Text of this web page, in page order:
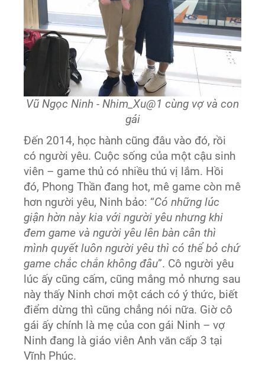
Vũ Ngọc Ninh - Nhim_Xu@1 cùng vợ và con
gái
Đến 2014, học hành cũng đâu vào đó, rồi
có người yêu. Cuộc sống của một cậu sinh
viên – game thủ có nhiều thú vị lắm. Hồi
đó, Phong Thần đang hot, mê game còn mê
hơn người yêu, Ninh bảo: “Có những lúc
giận hờn này kia với người yêu nhưng khi
đem game và người yêu lên bàn cân thì
mình quyết luôn người yêu thì có thể bỏ chứ
game chắc chắn không đâu”. Cô người yêu
lúc ấy cũng cấm, cũng mắng mỏ nhưng sau
này thấy Ninh chơi một cách có ý thức, biết
điểm dừng thì cũng chẳng nói nữa. Giờ cô
gái ấy chính là mẹ của con gái Ninh – vợ
Ninh đang là giáo viên Anh văn cấp 3 tại
Vĩnh Phúc.